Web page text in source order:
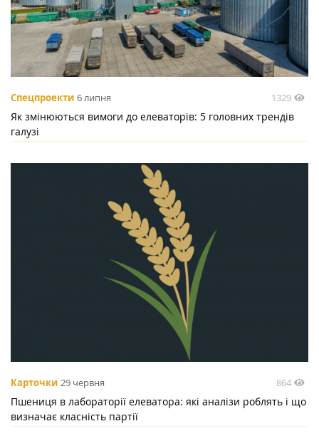
Спецпроекти 6 липня 1329
Як змінюються вимоги до елеваторів: 5 головних трендів
галузі
Карточки 29 червня 864
Пшениця в лабораторії елеватора: які аналізи роблять і що
визначає класність партії